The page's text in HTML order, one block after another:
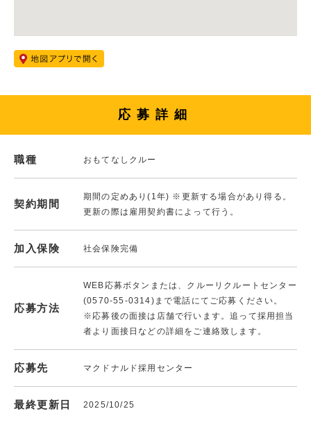
応募詳細
職種 おもてなしクルー
契約期間
期間の定めあり(1年) ※更新する場合があり得る。
更新の際は雇用契約書によって行う。
加入保険 社会保険完備
応募方法
WEB応募ボタンまたは、クルーリクルートセンター
(0570-55-0314)まで電話にてご応募ください。
※応募後の面接は店舗で行います。追って採用担当
者より面接日などの詳細をご連絡致します。
応募先 マクドナルド採用センター
最終更新日 2025/10/25